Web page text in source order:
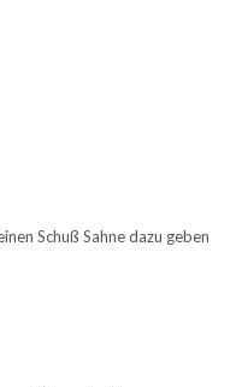
Schuß Sahne dazu geben